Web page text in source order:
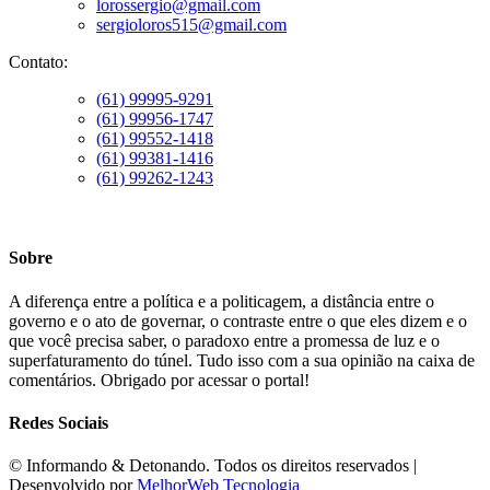
lorossergio@gmail.com
sergioloros515@gmail.com
Contato:
(61) 99995-9291
(61) 99956-1747
(61) 99552-1418
(61) 99381-1416
(61) 99262-1243
Sobre
A diferença entre a política e a politicagem, a distância entre o
governo e o ato de governar, o contraste entre o que eles dizem e o
que você precisa saber, o paradoxo entre a promessa de luz e o
superfaturamento do túnel. Tudo isso com a sua opinião na caixa de
comentários. Obrigado por acessar o portal!
Redes Sociais
©️ Informando & Detonando. Todos os direitos reservados |
Desenvolvido porMelhorWeb Tecnologia